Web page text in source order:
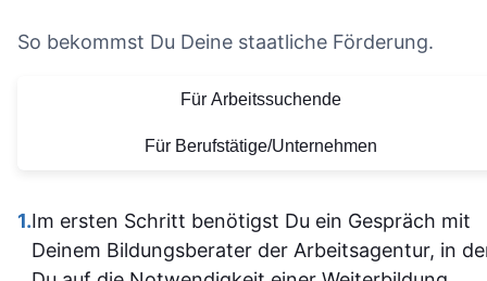
die Organisation und die
Lernmaterialien sind auf
einem hohen Niveau.
zugänglich, sodass man
sich gut orientieren kann.
Vielen Dank für
Lernerfahrung
nicht
aufgebaut
man kam
So bekommst Du Deine staatliche Förderung.
Für Arbeitssuchende
Für Berufstätige/Unternehmen
1.Im ersten Schritt benötigst Du ein Gespräch mit
Deinem Bildungsberater der Arbeitsagentur, in